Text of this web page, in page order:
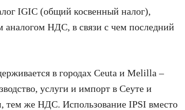
IGIC (общий косвенный налог),
аналогом НДС, в связи с чем последний
в городах Ceuta и Melilla –
услуги и импорт в Сеуте и
тем же НДС. Использование IPSI вместо